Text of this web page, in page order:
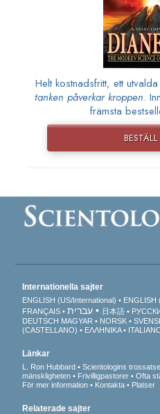
Helt kostnadsfritt, ett
tanken påverkar kroppen.
främsta
Internationella sajter
ENGLISH (US/International) ENGLISH
FRANÇAIS
עברית 日本語
DEUTSCH MAGYAR NORSK
(CASTELLANO)
ΕΛΛΗΝΙΚA
Länkar
L. Ron Hubbard Scientologins
mänskligheten
Frivilligpastorer Ofta
För mer information
Kontakta Platser
Relaterade sajter